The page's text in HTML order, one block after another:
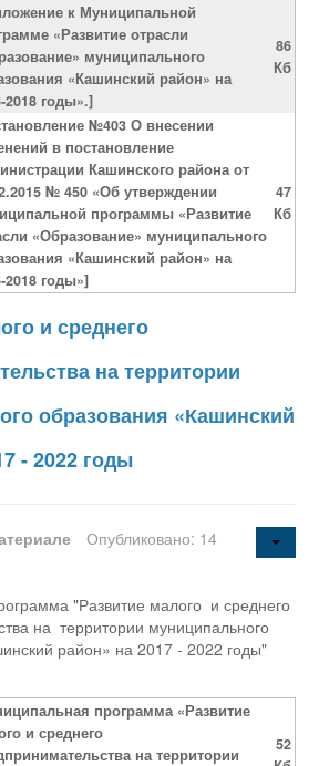
к Муниципальной
«Развитие отрасли
муниципального
«Кашинский район» на
2018 годы».]
86
Кб
№403 О внесении
в постановление
Кашинского района от
№ 450 «Об утверждении
программы «Развитие
«Образование» муниципального
«Кашинский район» на
2018 годы»]
47
Кб
и среднего
на территории
образования «Кашинский
- 2022 годы
Опубликовано: 14
"Развитие малого и среднего
на территории муниципального
район» на 2017 - 2022 годы"
программа «Развитие
и среднего
на территории
52